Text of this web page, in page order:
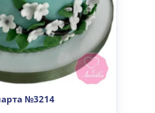
№3214